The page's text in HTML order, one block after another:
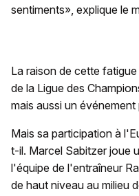
sentiments», explique le
La raison de cette
de la Ligue des
mais aussi un
Mais sa participation à
t-il. Marcel Sabitzer joue
l'équipe de l'entraîneur
de haut niveau au milieu